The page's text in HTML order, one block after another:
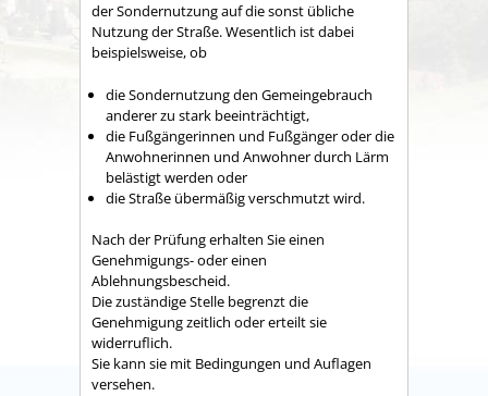
der Sondernutzung auf die sonst übliche
Nutzung der Straße.Wesentlich ist dabei
beispielsweise, ob
die Sondernutzung den Gemeingebrauch
anderer zu stark beeinträchtigt,
die Fußgängerinnen und Fußgänger oder die
Anwohnerinnen und Anwohner durch Lärm
belästigt werden oder
die Straße übermäßig verschmutzt wird.
Nach der Prüfung erhalten Sie einen
Genehmigungs- oder einen
Ablehnungsbescheid.
Die zuständige Stelle begrenzt die
Genehmigung zeitlich oder erteilt sie
widerruflich.
Sie kann sie mit Bedingungen und Auflagen
versehen.